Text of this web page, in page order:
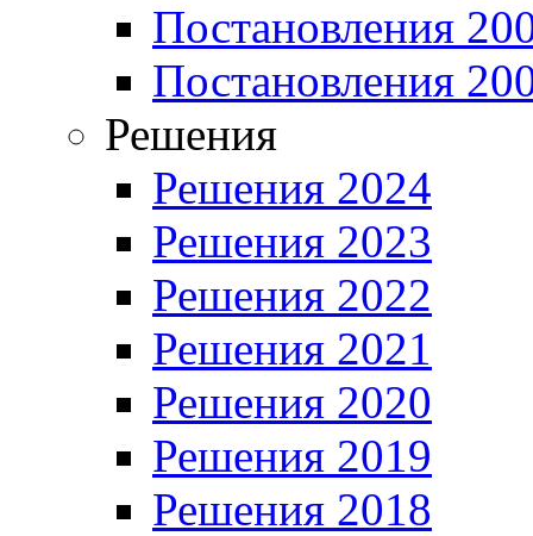
Постановления
Постановления
Решения
Решения 2024
Решения 2023
Решения 2022
Решения 2021
Решения 2020
Решения 2019
Решения 2018